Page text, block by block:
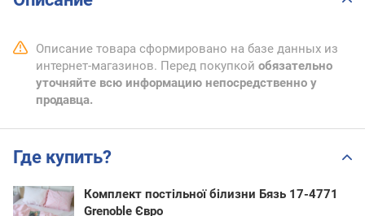
Описание товара сформировано на базе данных из
интернет-магазинов. Перед покупкой обязательно
уточняйте всю информацию непосредственно у
продавца.
Где купить?
Комплект постільної білизни Бязь 17-4771
Grenoble Євро